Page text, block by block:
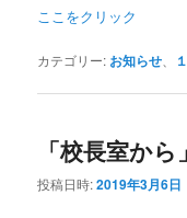
ここをクリック
カテゴリー: お知らせ
「校長室か
投稿日時:2019年3月6日